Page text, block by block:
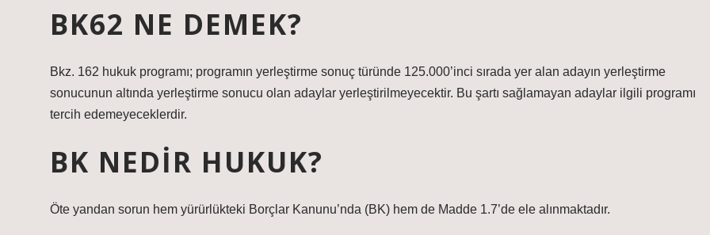
BK62 NE DEMEK?
Bkz. 162 hukuk programı; programın yerleştirme sonuç türünde 125.000’inci sırada yer alan adayın yerleştirme
sonucunun altında yerleştirme sonucu olan adaylar yerleştirilmeyecektir. Bu şartı sağlamayan adaylar ilgili programı
tercih edemeyeceklerdir.
BK NEDIR HUKUK?
Öte yandan sorun hem yürürlükteki Borçlar Kanunu’nda (BK) hem de Madde 1.7’de ele alınmaktadır.